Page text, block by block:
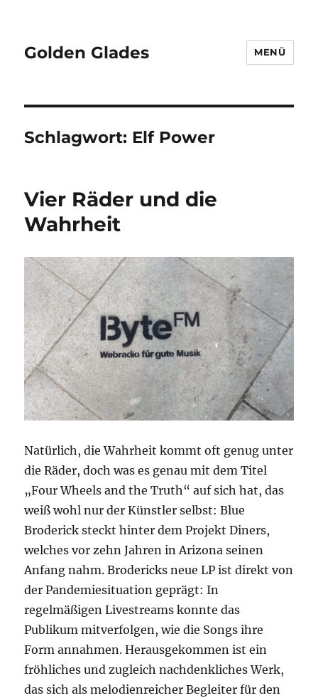
Golden Glades MENÜ
Schlagwort: Elf Power
Vier Räder und die
Wahrheit
Natürlich, die Wahrheit kommt oft genug unter
die Räder, doch was es genau mit dem Titel
„Four Wheels and the Truth“ auf sich hat, das
weiß wohl nur der Künstler selbst: Blue
Broderick steckt hinter dem Projekt Diners,
welches vor zehn Jahren in Arizona seinen
Anfang nahm. Brodericks neue LP ist direkt von
der Pandemiesituation geprägt: In
regelmäßigen Livestreams konnte das
Publikum mitverfolgen, wie die Songs ihre
Form annahmen. Herausgekommen ist ein
fröhliches und zugleich nachdenkliches Werk,
das sich als melodienreicher Begleiter für den